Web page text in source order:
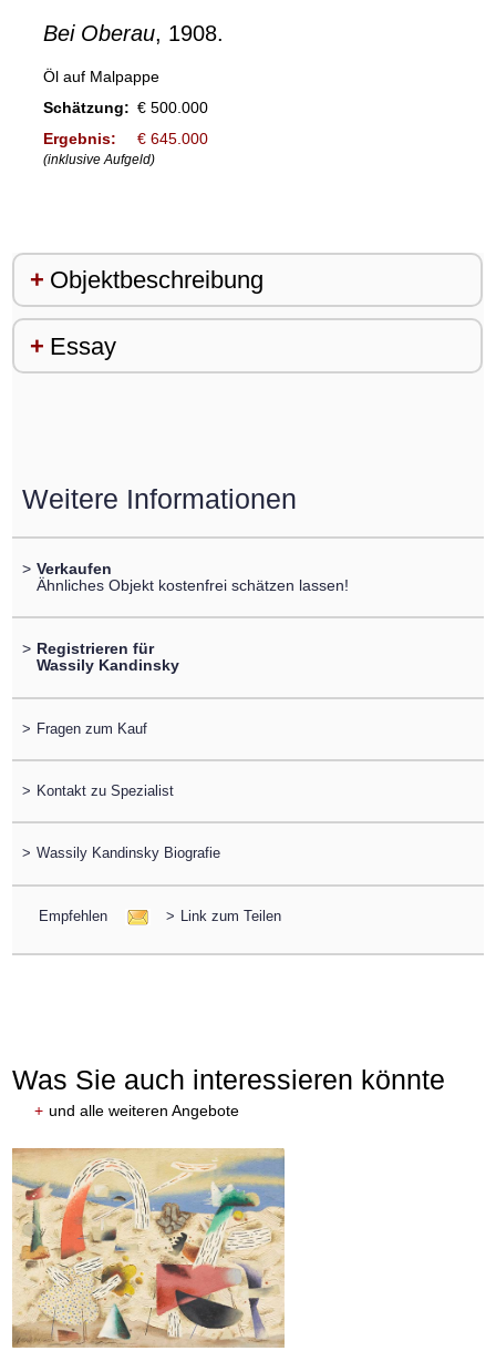
Bei Oberau, 1908.
Öl auf Malpappe
Schätzung: € 500.000
Ergebnis:
€ 645.000
(inklusive Aufgeld)
Objektbeschreibung
Essay
Weitere Informationen
> Verkaufen
Ähnliches Objekt kostenfrei schätzen lassen!
> Registrieren für
Wassily Kandinsky
> Fragen zum Kauf
> Kontakt zu Spezialist
> Wassily Kandinsky Biografie
Empfehlen > Link zum Teilen
Was Sie auch interessieren könnte
+ und alle weiteren Angebote